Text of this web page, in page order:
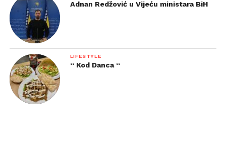
Adnan Redžović u Vijeću ministara BiH
LIFESTYLE
“ Kod Danca “